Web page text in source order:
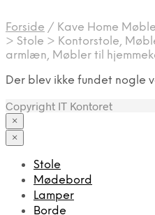
Forside / Kave Home
> Stole > Kontorstole,
armlæn, Møbler til
Der blev ikke fundet nogle
Copyright IT Kontoret
×
×
Stole
Mødebord
Lamper
Borde